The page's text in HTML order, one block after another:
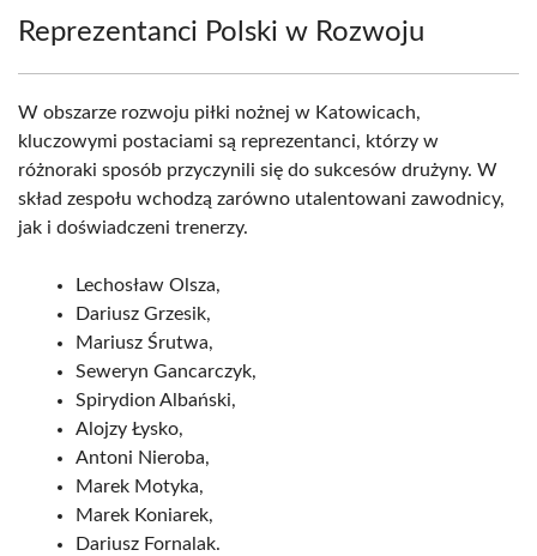
Reprezentanci Polski w Rozwoju
W obszarze rozwoju piłki nożnej w Katowicach,
kluczowymi postaciami są reprezentanci, którzy w
różnoraki sposób przyczynili się do sukcesów drużyny. W
skład zespołu wchodzą zarówno utalentowani zawodnicy,
jak i doświadczeni trenerzy.
Lechosław Olsza,
Dariusz Grzesik,
Mariusz Śrutwa,
Seweryn Gancarczyk,
Spirydion Albański,
Alojzy Łysko,
Antoni Nieroba,
Marek Motyka,
Marek Koniarek,
Dariusz Fornalak.